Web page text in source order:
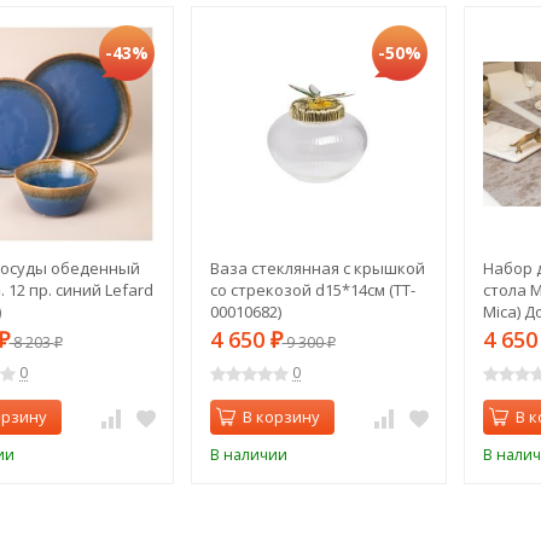
-43%
обеденный
12 пр. синий Lefard
8 203₽
0
-50%
Ваза стеклянная с крышкой
со стрекозой d15*14см (TT-
00010682)
4 650 ₽9 300₽
0
В корзину
В наличии
Набор
стола
Mica)
4 650
В
В